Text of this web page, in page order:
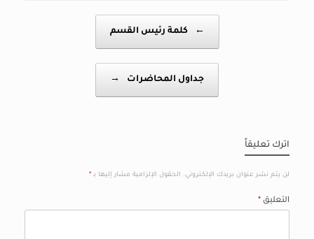
← كلمة رئيس القسم
جداول المحاضرات →
اترك تعليقاً
لن يتم نشر عنوان بريدك الإلكتروني. الحقول الإلزامية مشار إليها بـ *
التعليق *